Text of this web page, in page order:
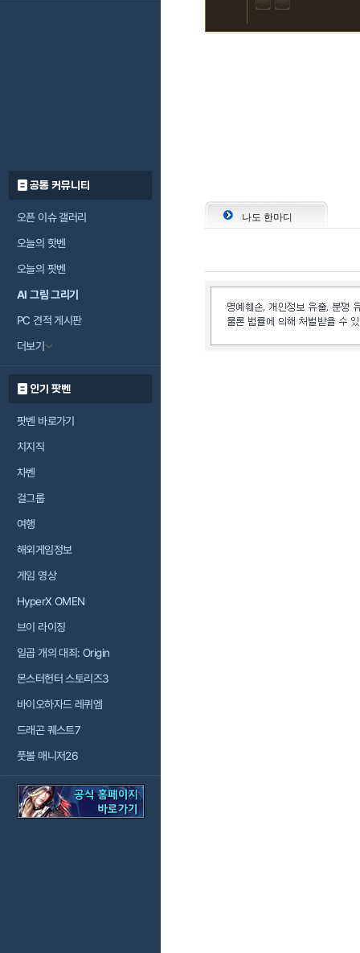
공통 커뮤니티
오픈 이슈 갤러리
오늘의 핫벤
오늘의 팟벤
AI 그림 그리기
PC 견적 게시판
더보기
인기 팟벤
팟벤 바로가기
치지직
차벤
걸그룹
여행
해외게임정보
게임 영상
HyperX OMEN
브이 라이징
일곱 개의 대죄: Origin
몬스터헌터 스토리즈3
바이오하자드 레퀴엠
드래곤 퀘스트7
풋볼 매니저26
나도 한마디